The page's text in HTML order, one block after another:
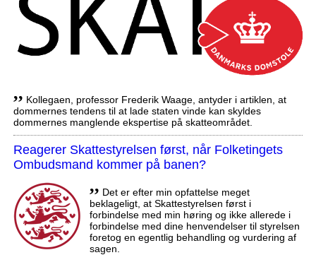
,, Kollegaen, professor Frederik Waage, antyder i artiklen, at
dommernes tendens til at lade staten vinde kan skyldes
dommernes manglende ekspertise på skatteområdet.
Reagerer Skattestyrelsen først, når Folketingets
Ombudsmand kommer på banen?
,, Det er efter min opfattelse meget
beklageligt, at Skattestyrelsen først i
forbindelse med min høring og ikke allerede i
forbindelse med dine henvendelser til styrelsen
foretog en egentlig behandling og vurdering af
sagen.